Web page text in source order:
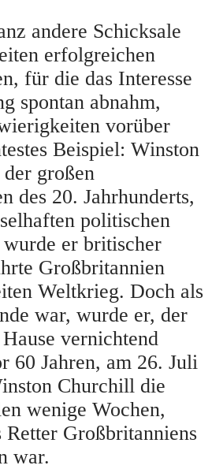
andere Schicksale
erfolgreichen
für die das Interesse
spontan abnahm,
vorüber
Beispiel: Winston
großen
des 20. Jahrhunderts,
politischen
er britischer
Großbritannien
Weltkrieg. Doch als
war, wurde er, der
vernichtend
60 Jahren, am 26. Juli
Churchill die
wenige Wochen,
Retter Großbritanniens
war.